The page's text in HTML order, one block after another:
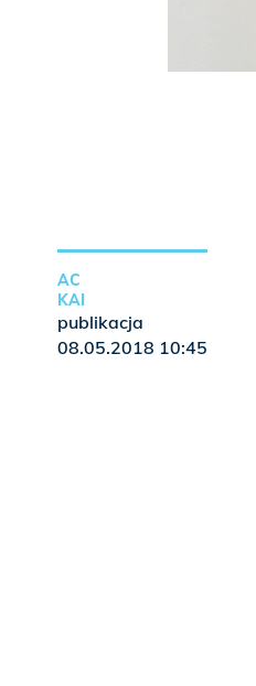
AC
KAI
publikacja
08.05.2018 10:45